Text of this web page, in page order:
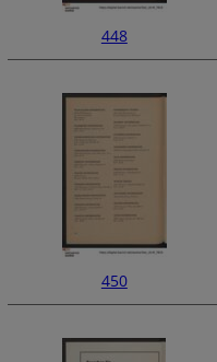
448
450